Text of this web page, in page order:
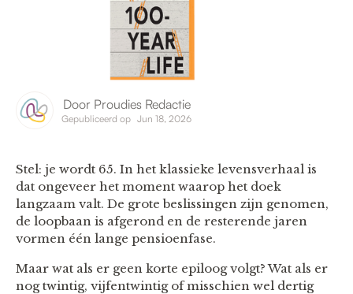
Door Proudies Redactie
Gepubliceerd op Jun 18, 2026
Stel: je wordt 65. In het klassieke levensverhaal is
dat ongeveer het moment waarop het doek
langzaam valt. De grote beslissingen zijn genomen,
de loopbaan is afgerond en de resterende jaren
vormen één lange pensioenfase.
Maar wat als er geen korte epiloog volgt? Wat als er
nog twintig, vijfentwintig of misschien wel dertig